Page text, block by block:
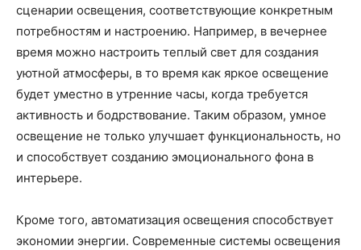
сценарии освещения, соответствующие конкретным
потребностям и настроению. Например, в вечернее
время можно настроить теплый свет для создания
уютной атмосферы, в то время как яркое освещение
будет уместно в утренние часы, когда требуется
активность и бодрствование. Таким образом, умное
освещение не только улучшает функциональность, но
и способствует созданию эмоционального фона в
интерьере.
Кроме того, автоматизация освещения способствует
экономии энергии. Современные системы освещения